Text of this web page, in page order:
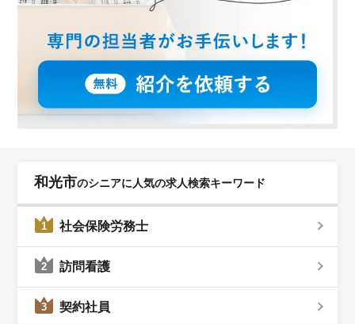
和光市のシニアに人気の求人検索キーワード
1 社会保険労務士
2 訪問看護
3 契約社員